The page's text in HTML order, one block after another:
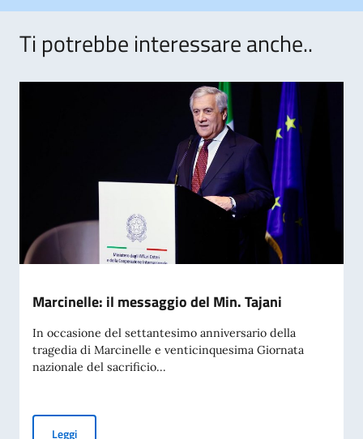
Ti potrebbe interessare anche..
Marcinelle: il messaggio del Min. Tajani
In occasione del settantesimo anniversario della
tragedia di Marcinelle e venticinquesima Giornata
nazionale del sacrificio...
LeggiMarcinelle: il messaggio del Min. Tajani